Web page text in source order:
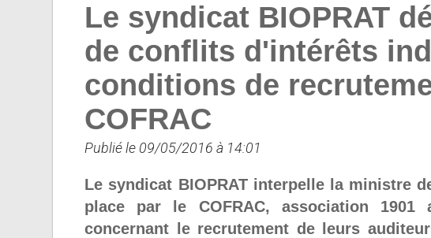
Le syndicat BIOPRAT
de conflits d'intérêts
conditions de
COFRAC
Publié le 09/05/2016 à 14:01
Le syndicat BIOPRAT interpelle la ministre
place par le COFRAC, association
concernant le recrutement de leurs